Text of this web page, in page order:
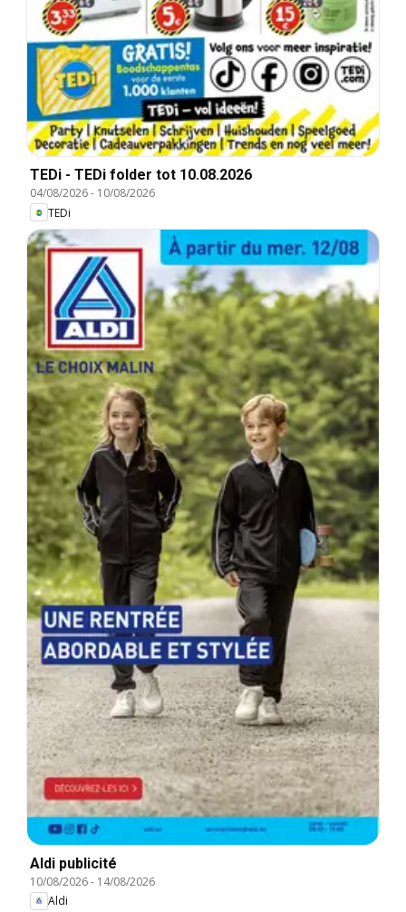
TEDi - TEDi folder tot 10.08.2026
04/08/2026- 10/08/2026
TEDi
Aldi publicité
10/08/2026- 14/08/2026
Aldi